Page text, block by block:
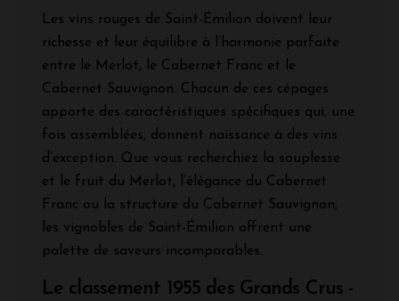
Les vins rouges de Saint-Émilion doivent leur
richesse et leur équilibre à l’harmonie parfaite
entre le Merlot, le Cabernet Franc et le
Cabernet Sauvignon. Chacun de ces cépages
apporte des caractéristiques spécifiques qui, une
fois assemblées, donnent naissance à des vins
d’exception. Que vous recherchiez la souplesse
et le fruit du Merlot, l’élégance du Cabernet
Franc ou la structure du Cabernet Sauvignon,
les vignobles de Saint-Émilion offrent une
palette de saveurs incomparables.
Le classement 1955 des Grands Crus -